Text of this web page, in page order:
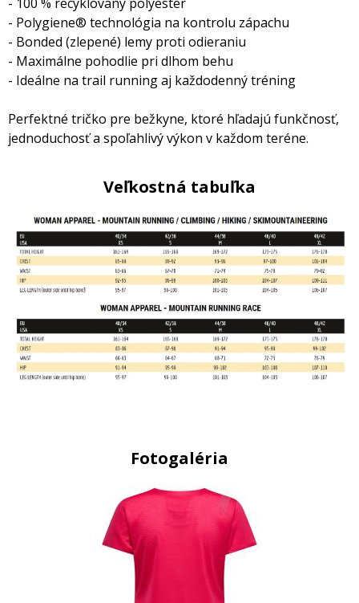
- Polygiene® technológia na kontrolu zápachu
- Bonded (zlepené) lemy proti odieraniu
- Maximálne pohodlie pri dlhom behu
- Ideálne na trail running aj každodenný tréning
Perfektné tričko pre bežkyne, ktoré hľadajú funkčnosť,
jednoduchosť a spoľahlivý výkon v každom teréne.
Veľkostná tabuľka
Fotogaléria